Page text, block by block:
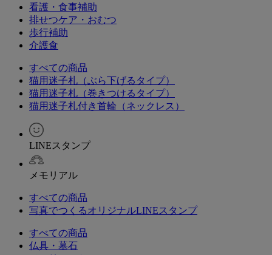
看護・食事補助
排せつケア・おむつ
歩行補助
介護食
すべての商品
猫用迷子札（ぶら下げるタイプ）
猫用迷子札（巻きつけるタイプ）
猫用迷子札付き首輪（ネックレス）
LINEスタンプ
メモリアル
すべての商品
写真でつくるオリジナルLINEスタンプ
すべての商品
仏具・墓石